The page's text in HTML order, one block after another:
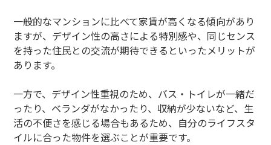
一般的なマンションに比べて家賃が高くなる傾向があり
ますが、デザイン性の高さによる特別感や、同じセンス
を持った住民との交流が期待できるといったメリットが
あります。
一方で、デザイン性重視のため、バス・トイレが一緒だ
ったり、ベランダがなかったり、収納が少ないなど、生
活の不便さを感じる場合もあるため、自分のライフスタ
イルに合った物件を選ぶことが重要です。